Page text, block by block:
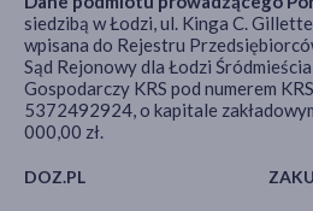
DOZ.PL
siedzibą w Łodzi, ul. Kinga C.
wpisana do Rejestru
Sąd Rejonowy dla Łodzi
Gospodarczy KRS pod numerem
5372492924, o kapitale
000,00 zł.